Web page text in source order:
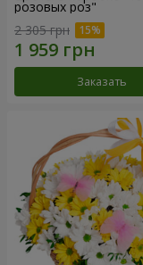
розовых роз"
2 305 грн
Заказать